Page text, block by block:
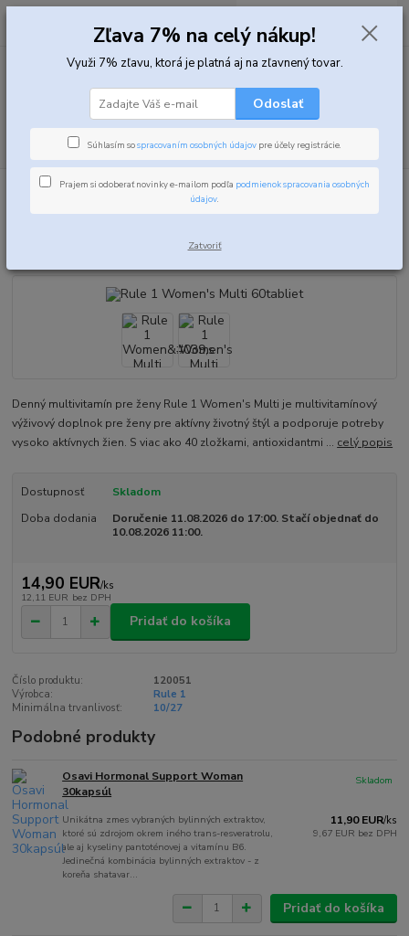
Hľadať
0,00 EUR
Vitamíny, minerály a zdravie
Vitamínové a minerálne komplexy
Rule 1 Women's Multi 60tabliet
Denný multivitamín pre ženy Rule 1 Women's Multi je multivitamínový
výživový doplnok pre ženy pre aktívny životný štýl a podporuje potreby
vysoko aktívnych žien. S viac ako 40 zložkami, antioxidantmi ... celý popis
Dostupnosť
Skladom
Doba dodania
Doručenie 11.08.2026 do 17:00. Stačí objednať do
10.08.2026 11:00.
14,90 EUR/ks
12,11 EUR bez DPH
Pridať do košíka
Číslo produktu:
120051
Výrobca:
Rule 1
Minimálna trvanlivosť:
10/27
Podobné produkty
Osavi Hormonal Support Woman
30kapsúl
Unikátna zmes vybraných bylinných extraktov,
ktoré sú zdrojom okrem iného trans-resveratrolu,
ale aj kyseliny pantoténovej a vitamínu B6.
Jedinečná kombinácia bylinných extraktov - z
koreňa shatavar...
11,90 EUR/ks
9,67 EUR bez DPH
Skladom
Pridať do košíka
Zľava 7% na celý nákup!
Využi 7% zľavu, ktorá je platná aj na zľavnený tovar.
Odoslať
Súhlasím sospracovaním osobných údajov pre účely registrácie.
Prajem si odoberať novinky e-mailom podľa podmienok spracovania osobných
údajov.
Zatvoriť